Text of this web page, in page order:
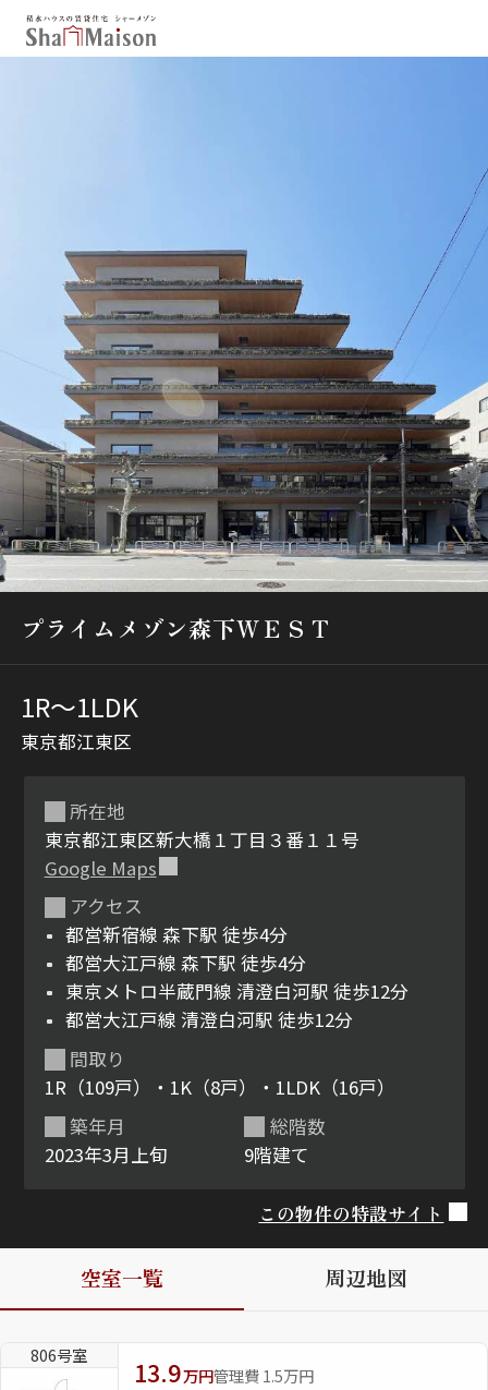
中部
関西
九州
市区郡・路線・駅から探す
通勤・通学時間から探す
地図から探す
人気のカテゴリから探す
シャーメゾンとは
ルームツアー
ShaMaison STYLE
シャーメゾンショップを探す
らくらく内見
シャーメゾンライフサポート
お問い合わせ・よくある質問
シャーメゾンライフ GUARD
らくらくプラチナ
プライムメゾン森下ＷＥＳＴ
1R〜1LDK
東京都江東区
所在地
東京都江東区新大橋１丁目３番１１号
Google Maps
アクセス
都営新宿線 森下駅 徒歩4分
都営大江戸線 森下駅 徒歩4分
東京メトロ半蔵門線 清澄白河駅 徒歩12分
都営大江戸線 清澄白河駅 徒歩12分
築年月
2023年3月上旬
間取り
1R（109戸）・1K（8戸）・1LDK（16戸）
総階数
9階建て
この物件の特設サイト
空室一覧 周辺地図
806号室
13.9万円管理費 1.5万円